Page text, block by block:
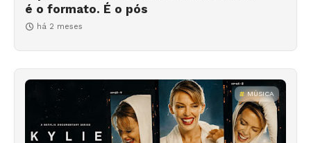
é o formato. É o pós
há 2 meses
MÚSICA